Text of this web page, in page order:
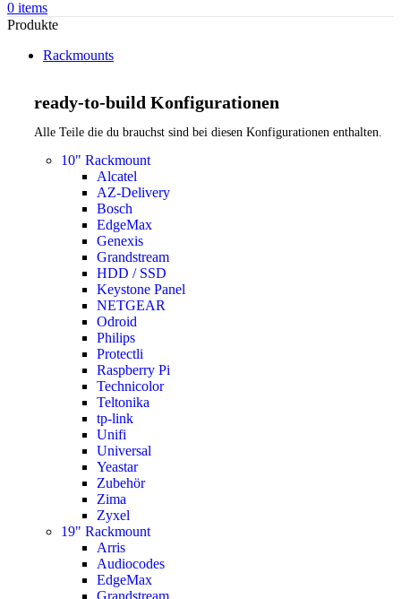
0 items
Produkte
Rackmounts
ready-to-build Konfigurationen
Alle Teile die du brauchst sind bei diesen Konfigurationen enthalten.
10" Rackmount
Alcatel
AZ-Delivery
Bosch
EdgeMax
Genexis
Grandstream
HDD / SSD
Keystone Panel
NETGEAR
Odroid
Philips
Protectli
Raspberry Pi
Technicolor
Teltonika
tp-link
Unifi
Universal
Yeastar
Zubehör
Zima
Zyxel
19" Rackmount
Arris
Audiocodes
EdgeMax
Grandstream